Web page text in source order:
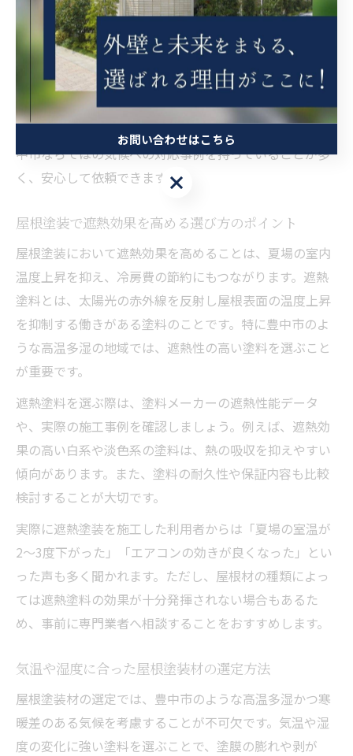
早期劣化や雨漏りの原因となり、結果的に修繕費用が膨
らむリスクがあります。
実際に豊中市で施工経験のある業者の口コミや実績を確
認し、地域の気候特性に適した塗料・工法を採用してい
るかを見極めましょう。地域密着型の業者であれば、豊
中市ならではの気候への対応事例を持っていることが多
く、安心して依頼できます。
屋根塗装で遮熱効果を高める選び方のポイント
屋根塗装において遮熱効果を高めることは、夏場の室内
温度上昇を抑え、冷房費の節約にもつながります。遮熱
塗料とは、太陽光の赤外線を反射し屋根表面の温度上昇
を抑制する働きがある塗料のことです。特に豊中市のよ
うな高温多湿の地域では、遮熱性の高い塗料を選ぶこと
が重要です。
遮熱塗料を選ぶ際は、塗料メーカーの遮熱性能データ
や、実際の施工事例を確認しましょう。例えば、遮熱効
果の高い白系や淡色系の塗料は、熱の吸収を抑えやすい
傾向があります。また、塗料の耐久性や保証内容も比較
検討することが大切です。
実際に遮熱塗装を施工した利用者からは「夏場の室温が
2～3度下がった」「エアコンの効きが良くなった」とい
った声も多く聞かれます。ただし、屋根材の種類によっ
ては遮熱塗料の効果が十分発揮されない場合もあるた
め、事前に専門業者へ相談することをおすすめします。
気温や湿度に合った屋根塗装材の選定方法
屋根塗装材の選定では、豊中市のような高温多湿かつ寒
暖差のある気候を考慮することが不可欠です。気温や湿
度の変化に強い塗料を選ぶことで、塗膜の膨れや剥が
お問い合わせはこちら
お問い合わせはこちら